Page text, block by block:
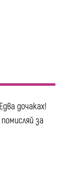
дочаках!
за